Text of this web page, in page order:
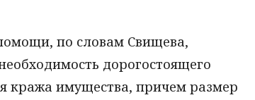
по словам Свищева,
дорогостоящего
кража имущества, причем размер